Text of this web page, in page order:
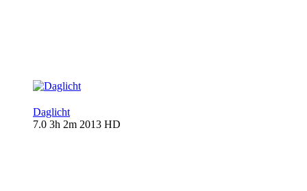
Daglicht
7.0 3h 2m 2013 HD